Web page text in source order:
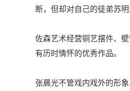
断，但却对自己的徒弟苏
佐森艺术经营铜艺摆件、
有历时情怀的优秀作品。
张晨光不管戏内戏外的形